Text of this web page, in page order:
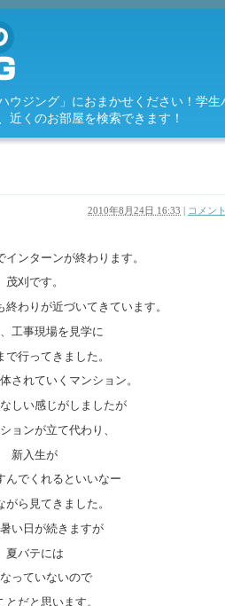
ウジング」におまかせください！学
近くのお部屋を検索できます！
2010年8月24日 16:33 | コメン
インターンが終わります。
茂刈です。
わりが近づいてきています。
工事現場を見学に
で行ってきました。
されていくマンション。
しい感じがしましたが
ョンが立て代わり、
新入生が
んでくれるといいなー
がら見てきました。
い日が続きますが
夏バテには
っていないので
とだと思います。